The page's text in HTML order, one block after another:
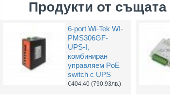
BNC Kонектор с Винт
(1.20лв.)
Купи
Продукти от същата
6-port Wi-Tek WI-
PMS306GF-
UPS-I,
комбиниран
управляем PoE
switch с UPS
€404.40 (790.93лв.)